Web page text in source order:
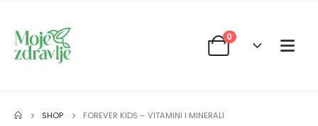
0
SHOP FOREVER KIDS – VITAMINI I MINERALI